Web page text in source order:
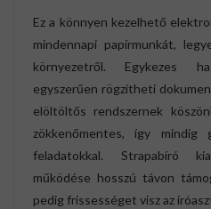
Ez a könnyen kezelhető
mindennapi papírmunkát,
környezetről. Egykezes
egyszerűen rögzítheti
elöltöltős rendszernek
zökkenőmentes, így mindig
feladatokkal. Strapabíró
működése hosszú távon
pedig frissességet visz az